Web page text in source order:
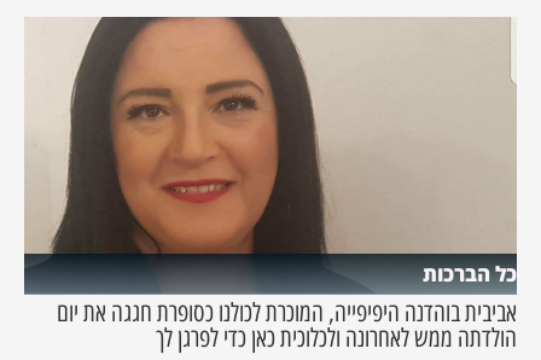
כל הברכות
אביבית בוהדנה היפיפייה, המוכרת לכולנו כסופרת חגגה את יום
הולדתה ממש לאחרונה ולכלוכית כאן כדי לפרגן לך